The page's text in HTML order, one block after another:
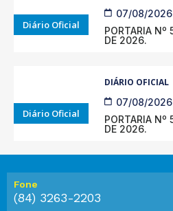
Diário Oficial
07/08/2026
PORTARIA Nº
DE 2026.
Diário Oficial
DIÁRIO OFICIAL
07/08/2026
PORTARIA Nº
DE 2026.
Fone
(84) 3263-2203